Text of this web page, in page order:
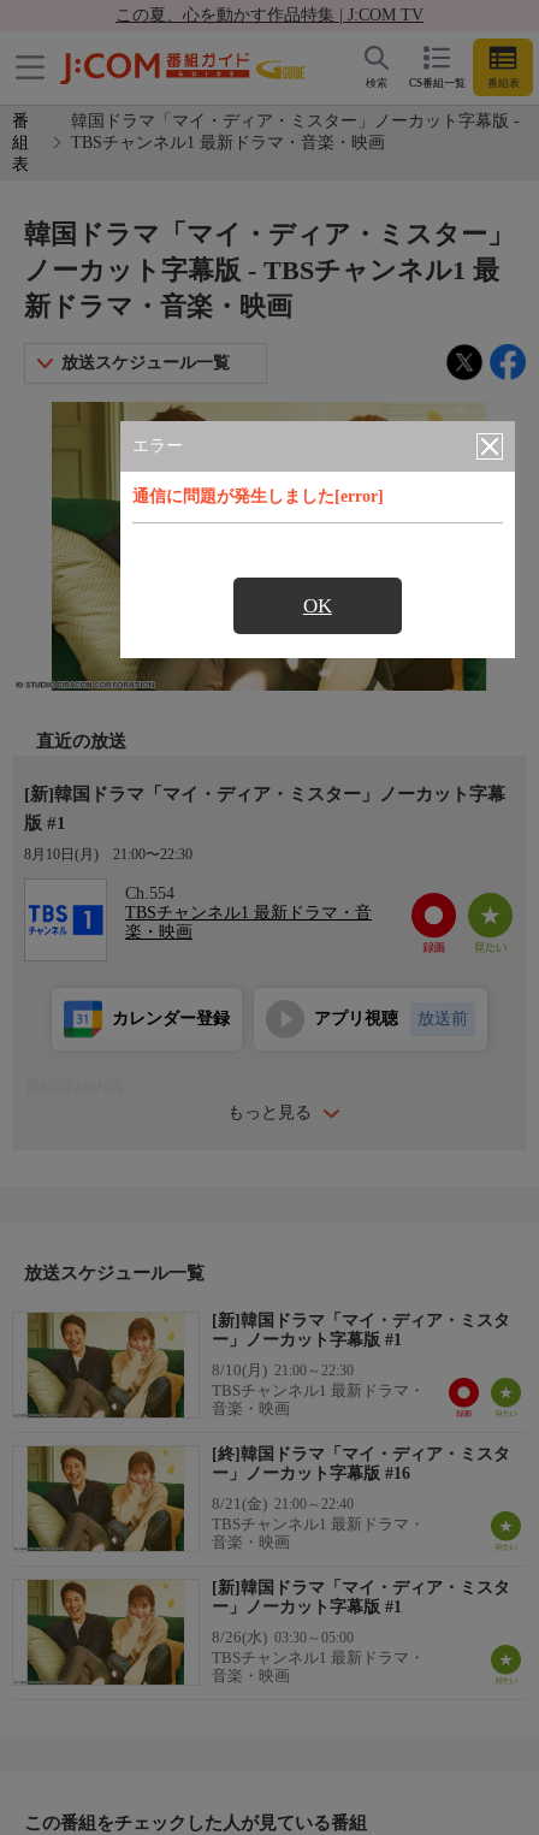
この夏、心を動かす作品特集 | J:COM TV
CS番組一覧 番組表
検索
番
組
表
韓国ドラマ「マイ・ディア・ミスター」ノーカット字幕版 -
TBSチャンネル1 最新ドラマ・音楽・映画
エラー
通信に問題が発生しました[error]
OK
韓国ドラマ「マイ・ディア・ミスター」
ノーカット字幕版 - TBSチャンネル1 最
新ドラマ・音楽・映画
放送スケジュール一覧
直近の放送
[新]韓国ドラマ「マイ・ディア・ミスター」ノーカット字幕
版 #1
8月10日(月) 21:00〜22:30
Ch.554
TBSチャンネル1 最新ドラマ・音
楽・映画
もっと見る
カレンダー登録 アプリ視聴 放送前
は、大手建設会社で左遷されながらも、まじめに働いている。ド
金取りに追われ、寝たきりの祖母の面倒を見ながら昼夜働く毎
日。そんなある日、ドンフンは手違いで配達された差出人不明の
多額の商品券を受け取ってしまい…。
番組概要
原作・脚本
【脚本】パク・ヘヨン
制作
2018
キム・ウォンソク
放送スケジュール一覧
[新]韓国ドラマ「マイ・ディア・ミスタ
ー」ノーカット字幕版 #1
8/10(月) 21:00～22:30
TBSチャンネル1 最新ドラマ・
音楽・映画
[終]韓国ドラマ「マイ・ディア・ミスタ
ー」ノーカット字幕版 #16
8/21(金) 21:00～22:40
TBSチャンネル1 最新ドラマ・
音楽・映画
[新]韓国ドラマ「マイ・ディア・ミスタ
ー」ノーカット字幕版 #1
8/26(水) 03:30～05:00
TBSチャンネル1 最新ドラマ・
音楽・映画
この番組をチェックした人が見ている番組